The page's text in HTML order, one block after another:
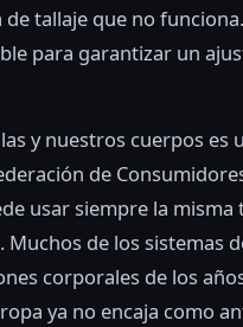
tallaje que no
para garantizar un
y nuestros cuerpos es
de
usar siempre la misma
Muchos de los sistemas
corporales de los
ya no encaja como